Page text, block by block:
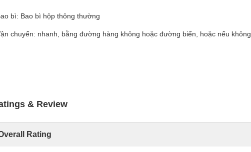
bì: Bao bì hộp thông thường
chuyển: nhanh, bằng đường hàng không hoặc đường biển, hoặc nếu không
& Review
Rating